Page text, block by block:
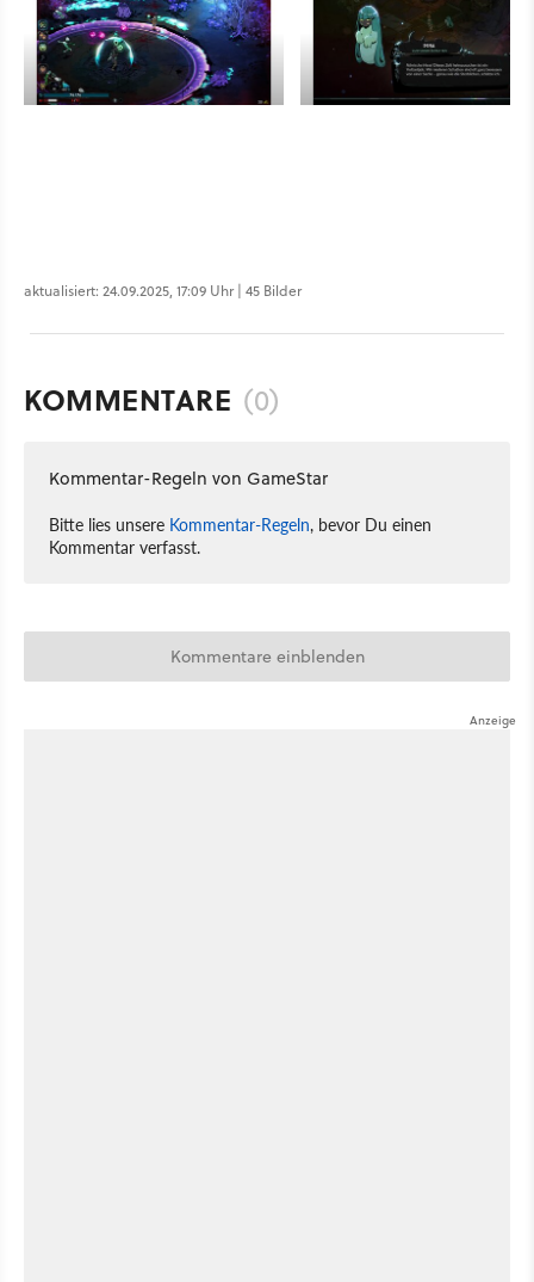
aktualisiert: 24.09.2025, 17:09 Uhr | 45 Bilder
KOMMENTARE (0)
Kommentar-Regeln von GameStar
Bitte lies unsere Kommentar-Regeln, bevor Du einen
Kommentar verfasst.
Kommentare einblenden